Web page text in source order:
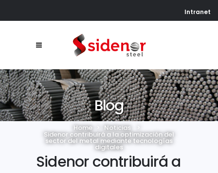
Intranet
Blog
Home Noticias
Sidenor contribuirá a la optimización del
sector del metal mediante tecnologías
digitales
Sidenor contribuirá a